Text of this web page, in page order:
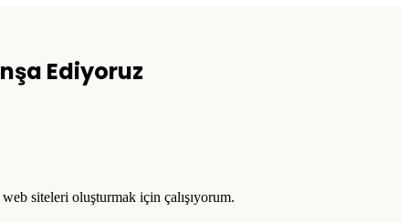
Ediyoruz
siteleri oluşturmak için çalışıyorum.